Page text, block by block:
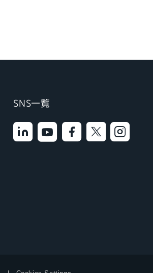
SNS一覧